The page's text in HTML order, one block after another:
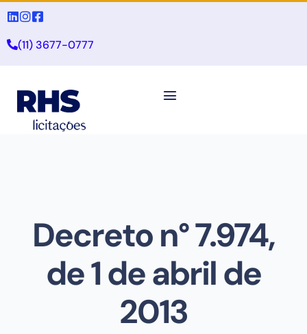
(11) 3677-0777
Decreto n° 7.974,
de 1 de abril de
2013